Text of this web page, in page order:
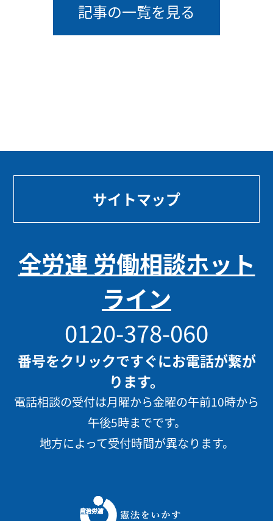
記事の一覧を見る
サイトマップ
全労連 労働相談ホット
ライン
0120-378-060
番号をクリックですぐにお電話が繋が
ります。
電話相談の受付は月曜から金曜の午前10時から
午後5時までです。
地方によって受付時間が異なります。